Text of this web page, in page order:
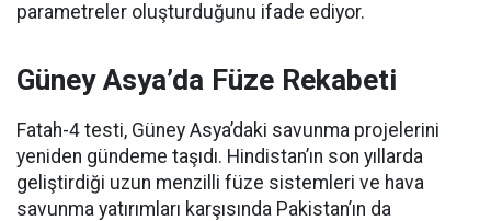
parametreler oluşturduğunu ifade ediyor.
Güney Asya’da Füze Rekabeti
Fatah-4 testi, Güney Asya’daki savunma projelerini
yeniden gündeme taşıdı. Hindistan’ın son yıllarda
geliştirdiği uzun menzilli füze sistemleri ve hava
savunma yatırımları karşısında Pakistan’ın da